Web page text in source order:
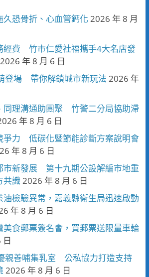
恐骨折、心血管鈣化 2026 年 8 月
經費 竹市仁愛社福攜手4大名店發
2026 年 8 月 6 日
登場 帶你解鎖城市新玩法 2026 年
同理溝通助團聚 竹警二分局協助滯
年 8 月 6 日
爭力 低碳化暨節能診斷方案說明會
年 8 月 6 日
市新發展 第十九期公設解編市地重
共識2026 年 8 月 6 日
油檢驗異常，嘉義縣衛生局迅速啟動
年 8 月 6 日
美食郵票簽名會，買郵票送限量車輪
日
親善哺集乳室 公私協力打造支持
2026 年 8 月 6 日